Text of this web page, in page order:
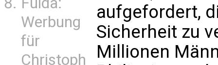
Werbung
für
Christoph
aufgefordert,
Sicherheit zu
Millionen